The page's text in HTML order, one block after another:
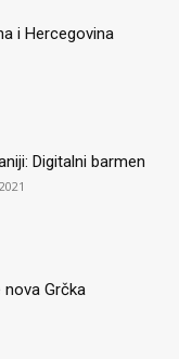
i Hercegovina
Digitalni barmen
nova Grčka